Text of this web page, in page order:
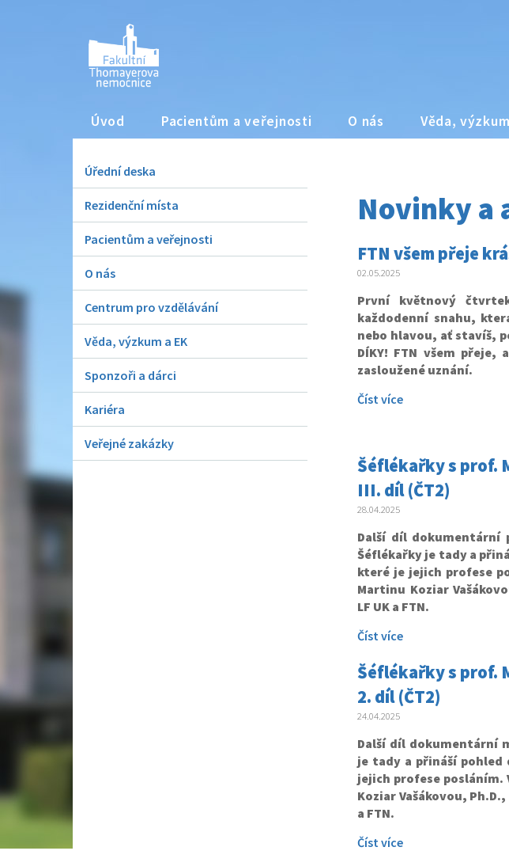
Úvod Pacientům a veřejnosti O nás Věda,
Úřední deska
Rezidenční místa
Pacientům a veřejnosti
O nás
Centrum pro vzdělávání
Věda, výzkum a EK
Sponzoři a dárci
Kariéra
Veřejné zakázky
Novinky a
FTN všem přeje
02.05.2025
První květnový
každodenní snahu,
nebo hlavou, ať stavíš,
DÍKY! FTN všem přeje,
zasloužené uznání.
Číst více
Šéflékařky s prof.
III. díl (ČT2)
28.04.2025
Další díl dokumentární
Šéflékařky je tady a
které je jejich profese
Martinu Koziar
LF UK a FTN.
Číst více
Šéflékařky s prof.
2. díl (ČT2)
24.04.2025
Další díl dokumentární
je tady a přináší
jejich profese posláním.
Koziar Vašákovou,
a FTN.
Číst více